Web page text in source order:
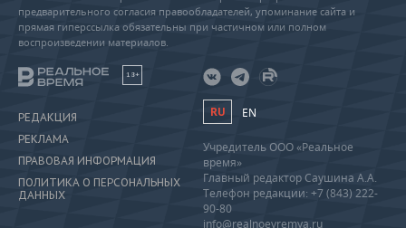
предварительного согласия правообладателей, упоминание сайта и
прямая гиперссылка обязательны при частичном или полном
воспроизведении материалов.
18+
РЕДАКЦИЯ
РЕКЛАМА
ПРАВОВАЯ ИНФОРМАЦИЯ
ПОЛИТИКА О ПЕРСОНАЛЬНЫХ
ДАННЫХ
RU EN
Учредитель ООО «Реальное
время»
Главный редактор Саушина А.А.
Телефон редакции: +7 (843) 222-
90-80
info@realnoevremya.ru